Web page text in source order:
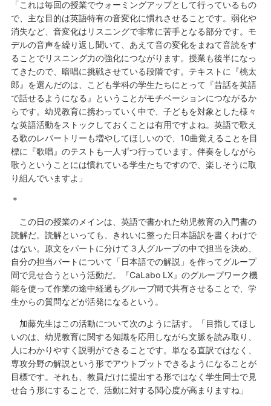
「これは毎回の授業でウォーミングアップとして行っているもの
で、主な目的は英語特有の音変化に慣れさせることです。弱化や
消失など、音変化はリスニングで非常に苦手となる部分です。モ
デルの音声を繰り返し聞いて、あえて音の変化をまねて音読をす
ることでリスニング力の強化につながります。授業も後半になっ
てきたので、暗唱に挑戦させている段階です。テキストに『桃太
郎』を選んだのは、こども学科の学生たちにとって『昔話を英語
で話せるようになる』ということがモチベーションにつながるか
らです。幼児教育に携わっていく中で、子どもを対象とした様々
な英語活動をストックしておくことは有用ですよね。英語で歌え
る歌のレパートリーも増やしてほしいので、10曲覚えることを目
標に『歌唱』のテストも一人ずつ行っています。伴奏をしながら
歌うということには慣れている学生たちですので、楽しそうに取
り組んでいますよ」
＊
この日の授業のメインは、英語で書かれた幼児教育の入門書の
読解だ。読解といっても、きれいに整った日本語訳を書くわけで
はない。原文をパートに分けて３人グループの中で担当を決め、
自分の担当パートについて「日本語での解説」を作ってグループ
間で見せ合うという活動だ。『CaLabo LX』のグループワーク機
能を使って作業の途中経過もグループ間で共有させることで、学
生からの質問などが活発になるという。
加藤先生はこの活動について次のように話す。「目指してほし
いのは、幼児教育に関する知識を応用しながら文脈を読み取り、
人にわかりやすく説明ができることです。単なる直訳ではなく、
専攻分野の解説という形でアウトプットできるようになることが
目標です。それも、教員だけに提出する形ではなく学生同士で見
せ合う形にすることで、活動に対する関心度が高まりますね」